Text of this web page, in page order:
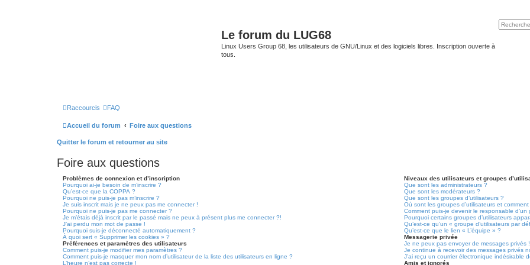
Le forum du LUG68
Linux Users Group 68, les utilisateurs de GNU/Linux et des logiciels libres. Inscription ouverte à
tous.
Raccourcis FAQ
Accueil du forum Foire aux questions
Quitter le forum et retourner au site
Foire aux questions
Problèmes de connexion et d’inscription
Pourquoi ai-je besoin de m’inscrire ?
Qu’est-ce que la COPPA ?
Pourquoi ne puis-je pas m’inscrire ?
Je suis inscrit mais je ne peux pas me connecter !
Pourquoi ne puis-je pas me connecter ?
Je m’étais déjà inscrit par le passé mais ne peux à présent plus me connecter ?!
J’ai perdu mon mot de passe !
Pourquoi suis-je déconnecté automatiquement ?
À quoi sert « Supprimer les cookies » ?
Préférences et paramètres des utilisateurs
Comment puis-je modifier mes paramètres ?
Comment puis-je masquer mon nom d’utilisateur de la liste des utilisateurs en ligne ?
L’heure n’est pas correcte !
Niveaux des utilisateurs et groupes
Que sont les administrateurs ?
Que sont les modérateurs ?
Que sont les groupes d’utilisateurs ?
Où sont les groupes d’utilisateurs et
Comment puis-je devenir le responsable d’un
Pourquoi certains groupes d’utilisateurs
Qu’est-ce qu’un « groupe d’utilisateurs par
Qu’est-ce que le lien « L’équipe » ?
Messagerie privée
Je ne peux pas envoyer de messages privés !
Je continue à recevoir des messages privés
J’ai reçu un courrier électronique indésirable
Amis et ignorés